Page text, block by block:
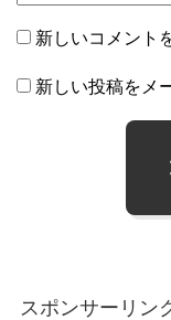
新しいコメント
新しい投稿をメ
スポンサーリン